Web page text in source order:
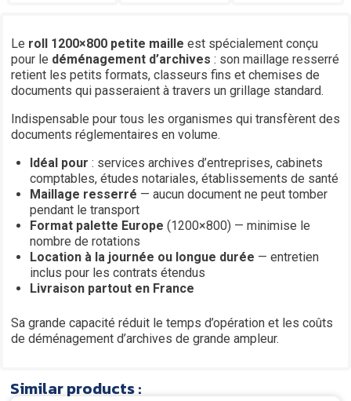
Le roll 1200×800 petite maille est spécialement conçu
pour le déménagement d’archives : son maillage resserré
retient les petits formats, classeurs fins et chemises de
documents qui passeraient à travers un grillage standard.
Indispensable pour tous les organismes qui transfèrent des
documents réglementaires en volume.
Idéal pour : services archives d’entreprises, cabinets
comptables, études notariales, établissements de santé
Maillage resserré — aucun document ne peut tomber
pendant le transport
Format palette Europe (1200×800) — minimise le
nombre de rotations
Location à la journée ou longue durée — entretien
inclus pour les contrats étendus
Livraison partout en France
Sa grande capacité réduit le temps d’opération et les coûts
de déménagement d’archives de grande ampleur.
Similar products :